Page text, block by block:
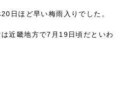
日ほど早い梅雨入りでした。
近畿地方で7月19日頃だといわ